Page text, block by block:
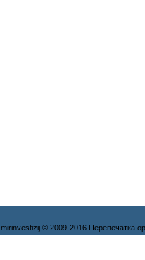
mirinvestizij © 2009-2016 Перепечатка